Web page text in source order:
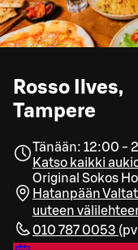
Rosso Ilves,
Tampere
Tänään: 12:00 -
Katso kaikki
Original Sokos
Hatanpään
uuteen
010 787 0053 (